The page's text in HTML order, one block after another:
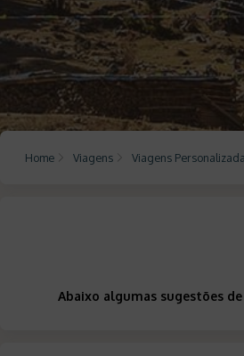
Home Viagens Viagens
Abaixo algumas sugestões